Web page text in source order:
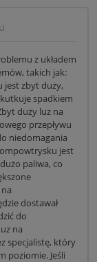
z układem
takich jak:
jest zbyt duży,
spadkiem
duży luz na
przepływu
niedomagania
jest
paliwa, co
dostawał
do
na
specjalistę, który
poziomie. Jeśli